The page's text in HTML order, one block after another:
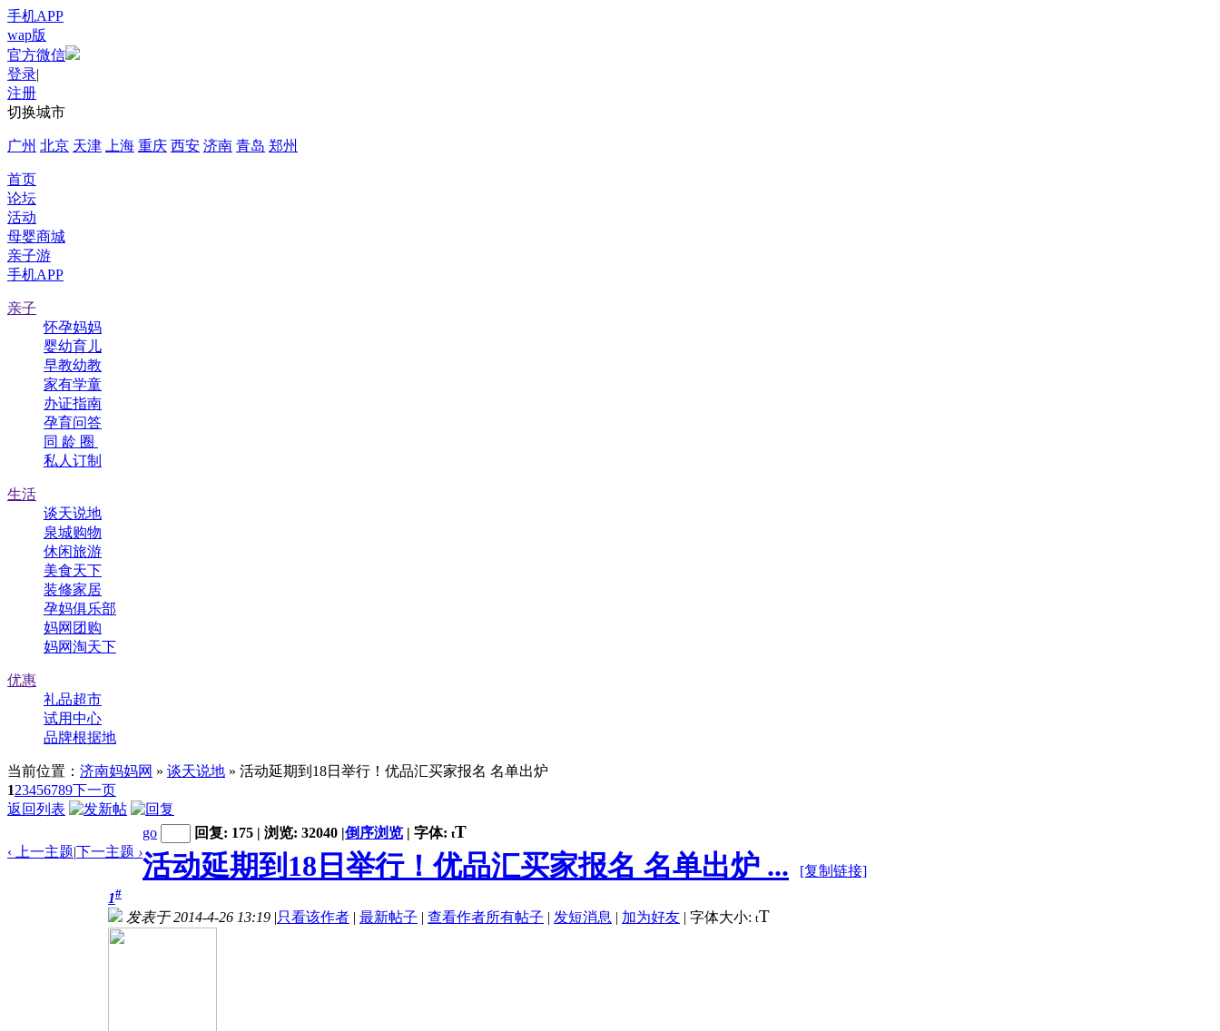
手机APP
wap版
官方微信
登录|
注册
切换城市
广州 北京 天津 上海 重庆 西安 济南 青岛 郑州
首页
论坛
活动
母婴商城
亲子游
手机APP
亲子
怀孕妈妈
婴幼育儿
早教幼教
家有学童
办证指南
孕育问答
同 龄 圈
私人订制
生活
谈天说地
泉城购物
休闲旅游
美食天下
装修家居
孕妈俱乐部
妈网团购
妈网淘天下
优惠
礼品超市
试用中心
品牌根据地
当前位置： 济南妈妈网 » 谈天说地 » 活动延期到18日举行！优品汇买家报名 名单出炉
123456789下一页
返回列表
‹ 上一主题|下一主题 ›
go 回复: 175 | 浏览: 32040 |倒序浏览 | 字体: tT
活动延期到18日举行！优品汇买家报名 名单出炉 ...
[复制链接]
1#
发表于 2014-4-26 13:19 |只看该作者 | 最新帖子 | 查看作者所有帖子 | 发短消息 | 加为好友 | 字体大小: tT